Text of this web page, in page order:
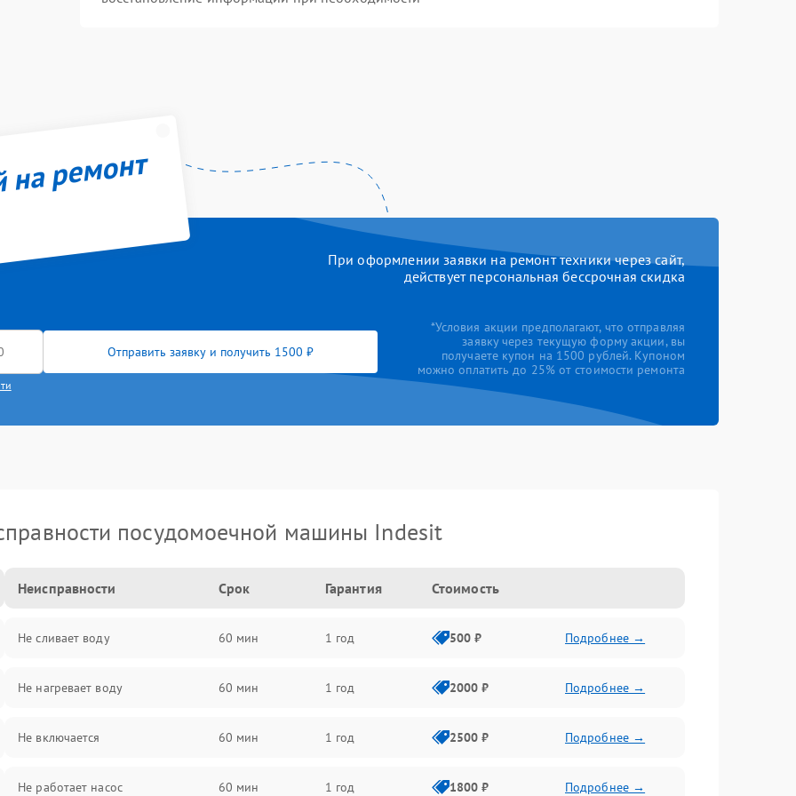
ремонт
При оформлении заявки на ремонт техники через сайт,
действует персональная бессрочная скидка
Отправить заявку и получить 1500 ₽
*Условия акции предполагают, что отправляя
заявку через текущую форму акции, вы
получаете купон на 1500 рублей. Купоном
можно оплатить до 25% от стоимости ремонта
посудомоечной машины Indesit
Неисправности Срок Гарантия Стоимость
Не сливает воду 60 мин 1 год 500 ₽ Подробнее →
Не нагревает воду 60 мин 1 год 2000 ₽ Подробнее →
Не включается 60 мин 1 год 2500 ₽ Подробнее →
Не работает насос 60 мин 1 год 1800 ₽ Подробнее →